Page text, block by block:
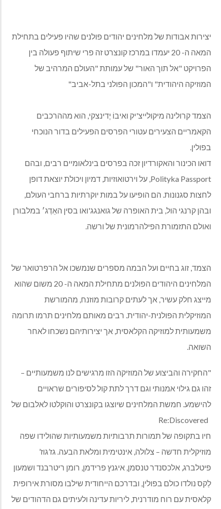
יצירות אבודות של מלחינים יהודים פולנים שהיו פעילים בתחילת
המאה ה- 20 יעמדו במרכז קונצרט זה פרי שיתוף פעולה בין
הפרויקט "אל תוך האור" של עמותת "העולם המרהיב של
המוזיקה היהודית" ו"המכון הפולני בתל-אביב"
הצמד קרולינה מיקולייצ'יק ואיבוֹ יֶדינצקי, הוא מההרכבים
הקאמריים הצעירים עטורי הפרסים הפעילים בדור הנוכחי
בפולין.
דואו הכינור והאקורדיון זכה בפרסים בינלאומיים רבים, ובהם
Polityka Passport, על וירטואוזיות, דמיון ויכולת יוצאת דופן
לחצות סגנונות. הם הופיעו על במות יוקרתיות ברחבי העולם,
ובהן קרנגי הול, בית האופרה של גואנגג'ואו בסין האֵדְג׳ במלבורן
ואולם התזמורת הפילהרמונית של ורשה.
הצמד, זוג בחיים ועל הבמה מספרים שנמשכו אל הרפרטואר של
המלחינים היהודים הפולנים מתחילת המאה ה- 20 משום שהוא
מייצג חלק עשיר, אך לעתים קרובות מוזנח, מהמורשת
המוזיקלית הפולנית-יהודית. רבים מאותם מלחינים תרמו תרומה
משמעותית למוזיקה הקלאסית, אך יצירותיהם נשכחו לאחר
השואה.
"החקירה והביצוע של המוזיקה הזו מרגישים לנו משמעותיים –
זהו גם גילוי אמנותי וגם דרך לתת קול לסיפורים שראויים
להישמע. חמשת המלחינים שיוצגו בקונצרט והוקלטו לאלבום של
Re:Discovered
חיו בתקופה של תמורות תרבותיות משמעותיות שהולידו שפה
מוזיקלית חדשה – צלולה, אינטימית ומלאת הבעה. גז’גוז’
פיטלברג, אלכסנדר טנסמן, איגנץ פרידמן, רומן ריטרבנד ושמעון
לַקס נולדו כולם בפולין, ובדרכם הייחודית שילבו מסורת אירופית
קלאסית עם רוח מודרנית, ליריות עדינה ולעיתים גם הדהודים של